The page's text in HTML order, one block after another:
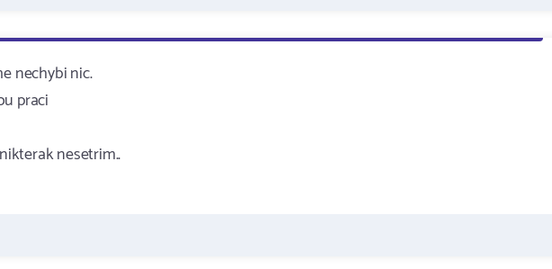
nechybi nic.
praci
nesetrim..